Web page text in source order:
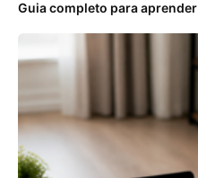
Guia completo para